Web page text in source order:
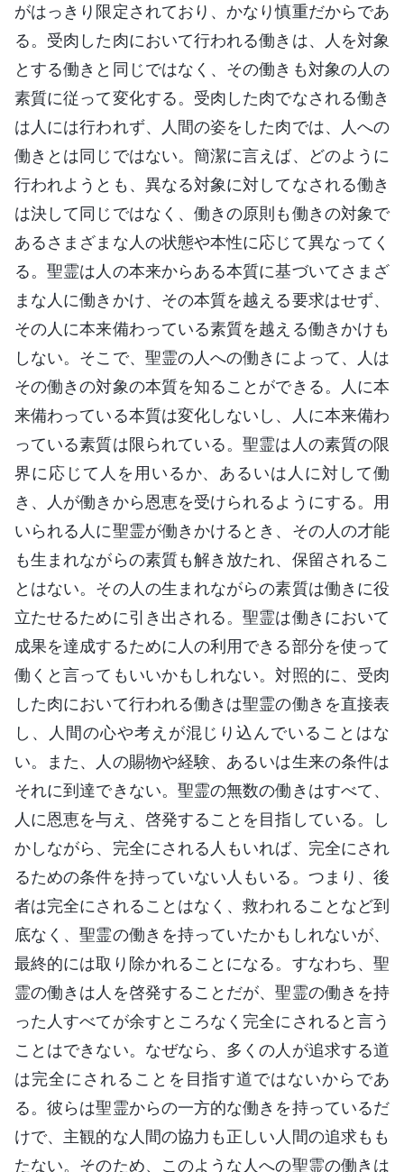
がはっきり限定されており、かなり慎重だからであ
る。受肉した肉において行われる働きは、人を対象
とする働きと同じではなく、その働きも対象の人の
素質に従って変化する。受肉した肉でなされる働き
は人には行われず、人間の姿をした肉では、人への
働きとは同じではない。簡潔に言えば、どのように
行われようとも、異なる対象に対してなされる働き
は決して同じではなく、働きの原則も働きの対象で
あるさまざまな人の状態や本性に応じて異なってく
る。聖霊は人の本来からある本質に基づいてさまざ
まな人に働きかけ、その本質を越える要求はせず、
その人に本来備わっている素質を越える働きかけも
しない。そこで、聖霊の人への働きによって、人は
その働きの対象の本質を知ることができる。人に本
来備わっている本質は変化しないし、人に本来備わ
っている素質は限られている。聖霊は人の素質の限
界に応じて人を用いるか、あるいは人に対して働
き、人が働きから恩恵を受けられるようにする。用
いられる人に聖霊が働きかけるとき、その人の才能
も生まれながらの素質も解き放たれ、保留されるこ
とはない。その人の生まれながらの素質は働きに役
立たせるために引き出される。聖霊は働きにおいて
成果を達成するために人の利用できる部分を使って
働くと言ってもいいかもしれない。対照的に、受肉
した肉において行われる働きは聖霊の働きを直接表
し、人間の心や考えが混じり込んでいることはな
い。また、人の賜物や経験、あるいは生来の条件は
それに到達できない。聖霊の無数の働きはすべて、
人に恩恵を与え、啓発することを目指している。し
かしながら、完全にされる人もいれば、完全にされ
るための条件を持っていない人もいる。つまり、後
者は完全にされることはなく、救われることなど到
底なく、聖霊の働きを持っていたかもしれないが、
最終的には取り除かれることになる。すなわち、聖
霊の働きは人を啓発することだが、聖霊の働きを持
った人すべてが余すところなく完全にされると言う
ことはできない。なぜなら、多くの人が追求する道
は完全にされることを目指す道ではないからであ
る。彼らは聖霊からの一方的な働きを持っているだ
けで、主観的な人間の協力も正しい人間の追求もも
たない。そのため、このような人への聖霊の働きは